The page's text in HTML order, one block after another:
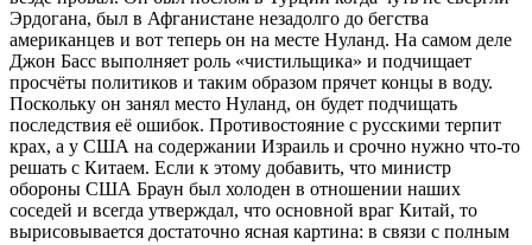
Эрдогана, был в Афганистане незадолго до бегства
американцев и вот теперь он на месте Нуланд. На самом деле
Джон Басс выполняет роль «чистильщика» и подчищает
просчёты политиков и таким образом прячет концы в воду.
Поскольку он занял место Нуланд, он будет подчищать
последствия её ошибок. Противостояние с русскими терпит
крах, а у США на содержании Израиль и срочно нужно что-то
решать с Китаем. Если к этому добавить, что министр
обороны США Браун был холоден в отношении наших
соседей и всегда утверждал, что основной враг Китай, то
вырисовывается достаточно ясная картина: в связи с полным